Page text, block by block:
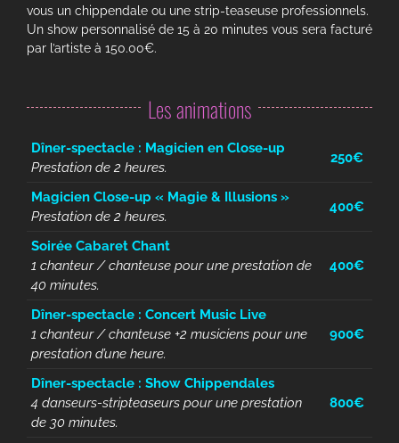
vous un chippendale ou une strip-teaseuse professionnels.
Un show personnalisé de 15 à 20 minutes vous sera facturé
par l’artiste à 150.00€.
Les animations
Dîner-spectacle : Magicien en Close-up
Prestation de 2 heures.
250€
Magicien Close-up « Magie & Illusions »
Prestation de 2 heures.
400€
Soirée Cabaret Chant
1 chanteur / chanteuse pour une prestation de
40 minutes.
400€
Dîner-spectacle : Concert Music Live
1 chanteur / chanteuse +2 musiciens pour une
prestation d’une heure.
900€
Dîner-spectacle : Show Chippendales
4 danseurs-stripteaseurs pour une prestation
de 30 minutes.
800€